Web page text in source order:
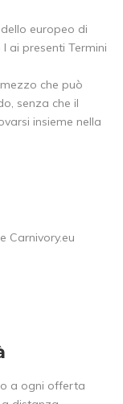
europeo di
ai presenti Termini
che può
senza che il
insieme nella
Carnivory.eu
a ogni offerta